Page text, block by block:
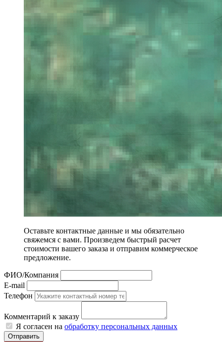
Оставьте контактные данные и мы обязательно
свяжемся с вами. Произведем быстрый расчет
стоимости вашего заказа и отправим коммерческое
предложение.
ФИО/Компания
E-mail
Телефон
Комментарий к заказу
Я согласен на обработку персональных данных
Отправить